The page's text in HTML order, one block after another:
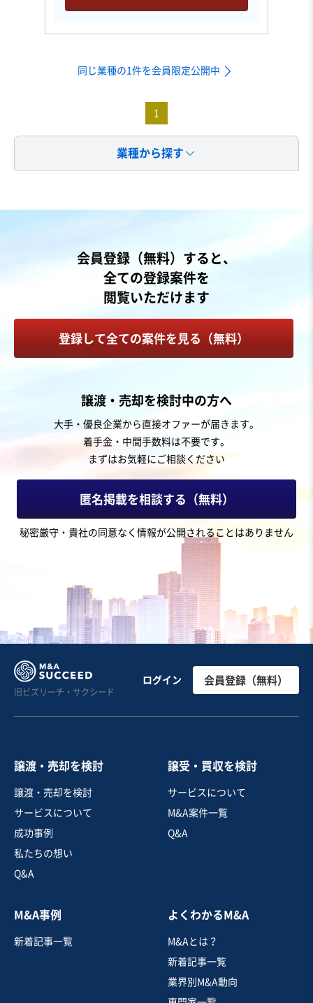
同じ業種の1件を会員限定公開中
1
業種から探す
会員登録（無料）すると、
全ての登録案件を
閲覧いただけます
登録して全ての案件を見る（無料）
譲渡・売却を検討中の方へ
大手・優良企業から直接オファーが届きます。
着手金・中間手数料は不要です。
まずはお気軽にご相談ください
匿名掲載を相談する（無料）
秘密厳守・貴社の同意なく情報が公開されることはありません
旧ビズリーチ・サクシード
ログイン 会員登録（無料）
譲渡・売却を検討
譲渡・売却を検討
サービスについて
成功事例
私たちの想い
Q&A
譲受・買収を検討
サービスについて
M&A案件一覧
Q&A
M&A事例
新着記事一覧
よくわかるM&A
M&Aとは？
新着記事一覧
業界別M&A動向